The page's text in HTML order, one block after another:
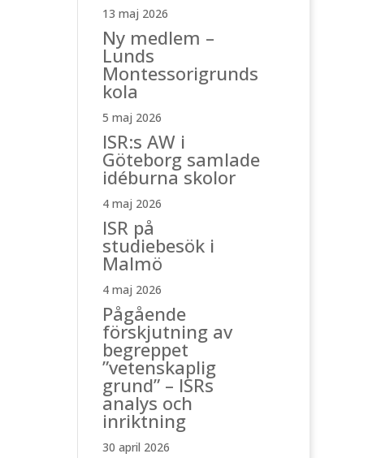
13 maj 2026
Ny medlem –
Lunds
Montessorigrunds
kola
5 maj 2026
ISR:s AW i
Göteborg samlade
idéburna skolor
4 maj 2026
ISR på
studiebesök i
Malmö
4 maj 2026
Pågående
förskjutning av
begreppet
”vetenskaplig
grund” – ISRs
analys och
inriktning
30 april 2026